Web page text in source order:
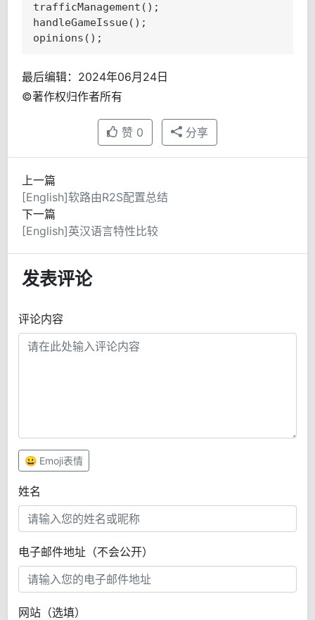
trafficManagement();
handleGameIssue();
最后编辑：2024年06月24日
©著作权归作者所有
赞 0 分享
上一篇
[English]软路由R2S配置总结
下一篇
[English]英汉语言特性比较
发表评论
评论内容
😀 Emoji表情
姓名
电子邮件地址（不会公开）
网站（选填）